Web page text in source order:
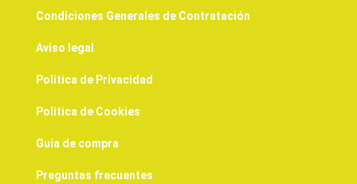
Condiciones Generales de Contratación
Aviso legal
Politica de Privacidad
Politica de Cookies
Guía de compra
Preguntas frecuentes